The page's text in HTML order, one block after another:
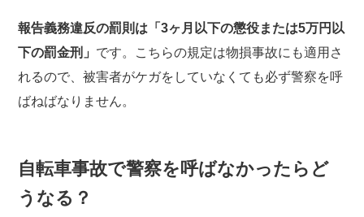
報告義務違反の罰則は「3ヶ月以下の懲役または5万円以
下の罰金刑」 です。こちらの規定は物損事故にも適用さ
れるので、被害者がケガをしていなくても必ず警察を呼
ばねばなりません。
自転車事故で警察を呼ばなかったらど
うなる？